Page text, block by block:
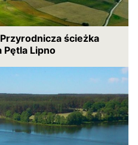
ścieżka
Lipno